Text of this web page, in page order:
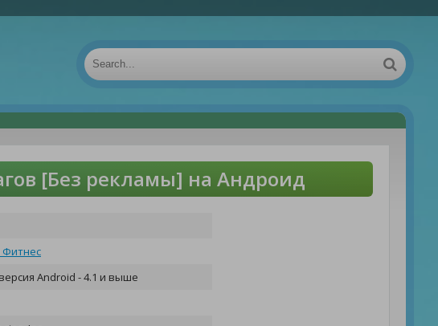
[Без рекламы] на Андроид
Фитнес
Android - 4.1 и выше